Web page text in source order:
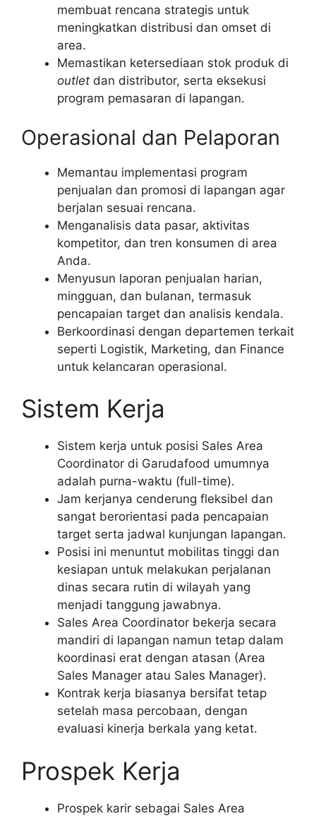
membuat rencana strategis untuk
meningkatkan distribusi dan omset di
area.
Memastikan ketersediaan stok produk di
outlet dan distributor, serta eksekusi
program pemasaran di lapangan.
Operasional dan Pelaporan
Memantau implementasi program
penjualan dan promosi di lapangan agar
berjalan sesuai rencana.
Menganalisis data pasar, aktivitas
kompetitor, dan tren konsumen di area
Anda.
Menyusun laporan penjualan harian,
mingguan, dan bulanan, termasuk
pencapaian target dan analisis kendala.
Berkoordinasi dengan departemen terkait
seperti Logistik, Marketing, dan Finance
untuk kelancaran operasional.
Sistem Kerja
Sistem kerja untuk posisi Sales Area
Coordinator di Garudafood umumnya
adalah purna-waktu (full-time).
Jam kerjanya cenderung fleksibel dan
sangat berorientasi pada pencapaian
target serta jadwal kunjungan lapangan.
Posisi ini menuntut mobilitas tinggi dan
kesiapan untuk melakukan perjalanan
dinas secara rutin di wilayah yang
menjadi tanggung jawabnya.
Sales Area Coordinator bekerja secara
mandiri di lapangan namun tetap dalam
koordinasi erat dengan atasan (Area
Sales Manager atau Sales Manager).
Kontrak kerja biasanya bersifat tetap
setelah masa percobaan, dengan
evaluasi kinerja berkala yang ketat.
Prospek Kerja
Prospek karir sebagai Sales Area